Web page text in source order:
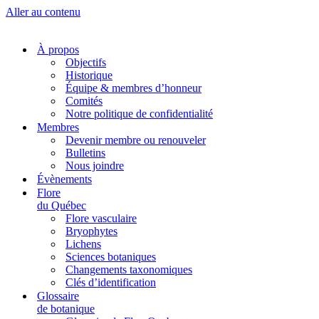
Aller au contenu
À propos
Objectifs
Historique
Équipe & membres d’honneur
Comités
Notre politique de confidentialité
Membres
Devenir membre ou renouveler
Bulletins
Nous joindre
Évènements
Flore
du Québec
Flore vasculaire
Bryophytes
Lichens
Sciences botaniques
Changements taxonomiques
Clés d’identification
Glossaire
de botanique